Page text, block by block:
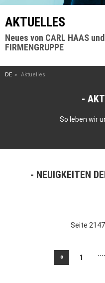
AKTUELLES
Neues von CARL HAAS
FIRMENGRUPPE
DE Aktuelles
So leben wir
NEUIGKEITEN
Seite
« 1 ....